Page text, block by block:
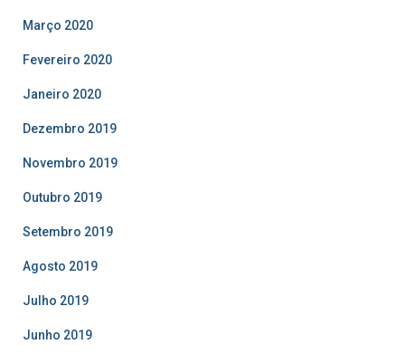
Março 2020
Fevereiro 2020
Janeiro 2020
Dezembro 2019
Novembro 2019
Outubro 2019
Setembro 2019
Agosto 2019
Julho 2019
Junho 2019